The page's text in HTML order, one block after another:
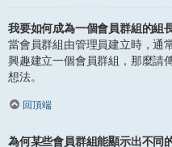
我要如何成為一個會員群組的組
當會員群組由管理員建立時，通
興趣建立一個會員群組，那麼請
想法。
回頂端
為何某些會員群組能顯示出不同